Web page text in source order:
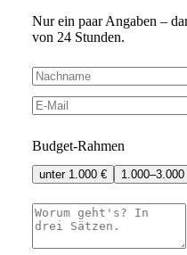
Nur ein paar Angaben –
von 24 Stunden.
Budget-Rahmen
unter 1.000 € 1.000–3.000